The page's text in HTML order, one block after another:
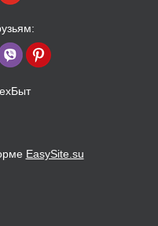
EasySite.su